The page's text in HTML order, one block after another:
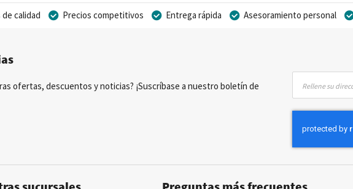
calidad Precios competitivos Entrega rápida
Asesoramiento personal
ofertas, descuentos y noticias? ¡Suscríbase a nuestro boletín de
nuestro
boletín